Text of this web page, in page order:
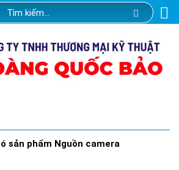
sản phẩm Nguồn camera